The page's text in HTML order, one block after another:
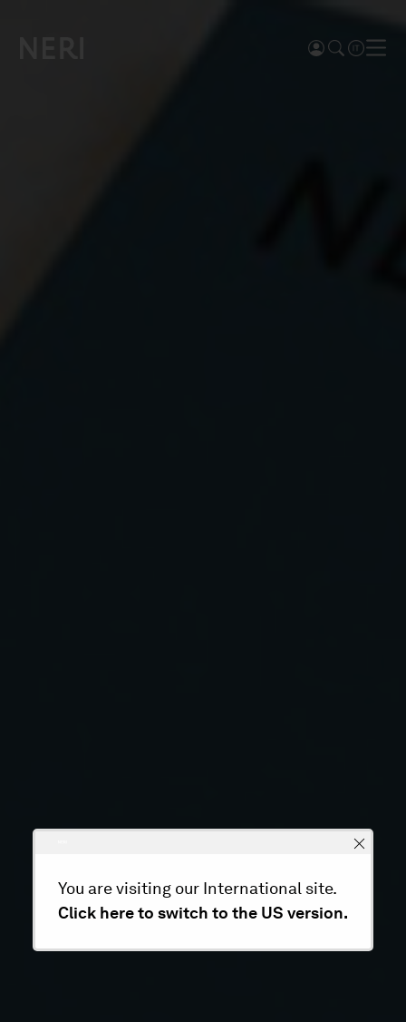
You are visiting our International site.
Click here to switch to the US version.